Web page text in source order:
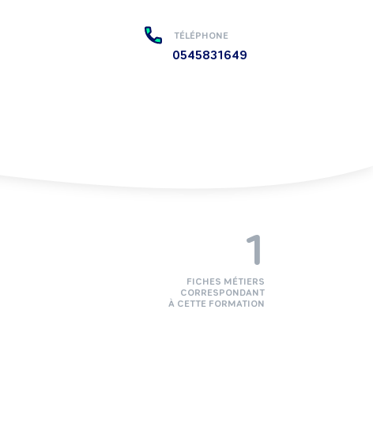
TÉLÉPHONE
0545831649
1
FICHES MÉTIERS
CORRESPONDANT
À CETTE FORMATION